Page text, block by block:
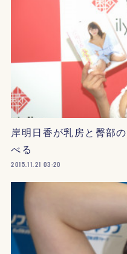
岸明日香が乳房と臀部
べる
2015.11.21 03:20